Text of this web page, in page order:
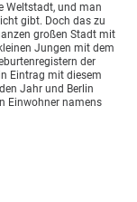
Weltstadt, und man
gibt. Doch das zu
großen Stadt mit
Jungen mit dem
der
Eintrag mit diesem
Jahr und Berlin
Einwohner namens